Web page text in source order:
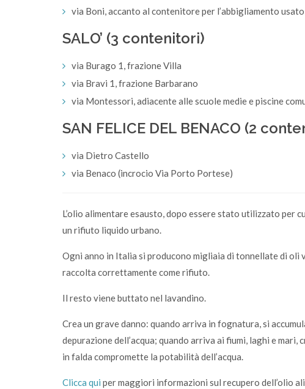
via Boni, accanto al contenitore per l’abbigliamento usato
SALO’ (3 contenitori)
via Burago 1, frazione Villa
via Bravi 1, frazione Barbarano
via Montessori, adiacente alle scuole medie e piscine
SAN FELICE DEL BENACO (2
via Dietro Castello
via Benaco (incrocio Via Porto Portese)
L’olio alimentare esausto, dopo essere stato utilizzato per
un rifiuto liquido urbano.
Ogni anno in Italia si producono migliaia di tonnellate di oli
raccolta correttamente come rifiuto.
Il resto viene buttato nel lavandino.
Crea un grave danno: quando arriva in fognatura, si
depurazione dell’acqua; quando arriva ai fiumi, laghi e
in falda compromette la potabilità dell’acqua.
Clicca qui per maggiori informazioni sul recupero dell’olio